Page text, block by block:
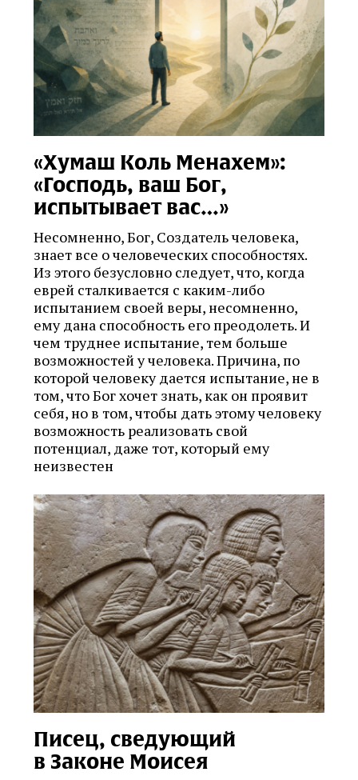
«Хумаш Коль Менахем»:
«Господь, ваш Бог,
испытывает вас…»
Несомненно, Бог, Создатель человека,
знает все о человеческих способностях.
Из этого безусловно следует, что, когда
еврей сталкивается с каким-либо
испытанием своей веры, несомненно,
ему дана способность его преодолеть. И
чем труднее испытание, тем больше
возможностей у человека. Причина, по
которой человеку дается испытание, не в
том, что Бог хочет знать, как он проявит
себя, но в том, чтобы дать этому человеку
возможность реализовать свой
потенциал, даже тот, который ему
неизвестен
Писец, сведующий
в Законе Моисея